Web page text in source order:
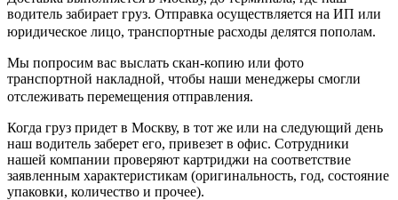
водитель забирает груз. Отправка осуществляется на ИП или
юридическое лицо, транспортные расходы делятся пополам.
Мы попросим вас выслать скан-копию или фото
транспортной накладной, чтобы наши менеджеры смогли
отслеживать перемещения отправления.
Когда груз придет в Москву, в тот же или на следующий день
наш водитель заберет его, привезет в офис. Сотрудники
нашей компании проверяют картриджи на соответствие
заявленным характеристикам (оригинальность, год, состояние
упаковки, количество и прочее).